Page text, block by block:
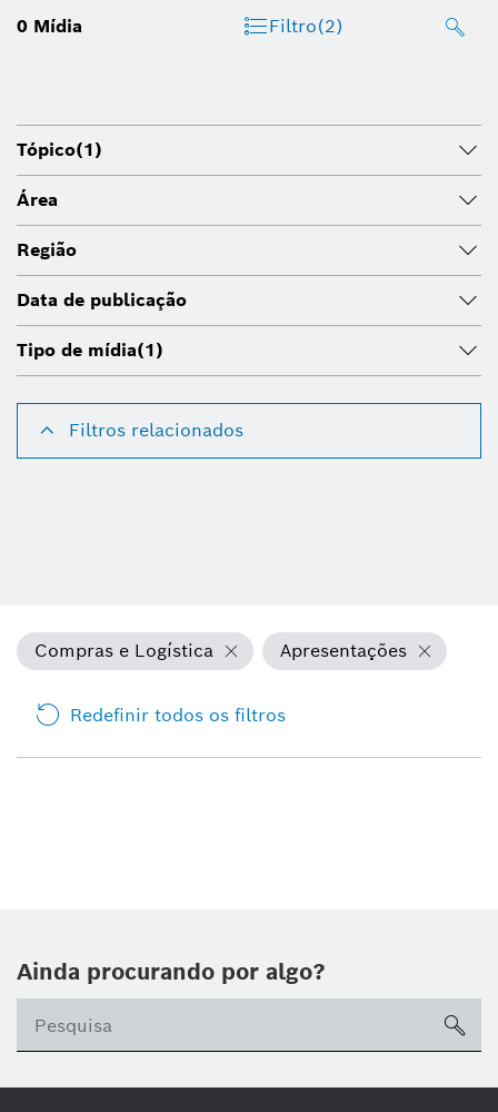
0 Mídia Filtro(2)
Tópico(1)
Área
Região
Data de publicação
Tipo de mídia(1)
Filtros relacionados
Compras e Logística Apresentações
Redefinir todos os filtros
Ainda procurando por algo?